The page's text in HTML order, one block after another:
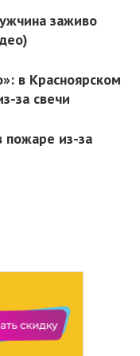
заживо
в Красноярском
за свечи
пожаре из-за